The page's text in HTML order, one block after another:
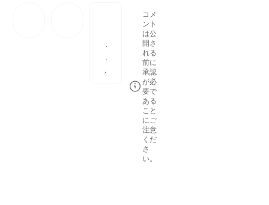
コメ
ント
は公
開さ
れる
前に
承認
が必
要で
ある
こと
にご
注意
くだ
さ
い。